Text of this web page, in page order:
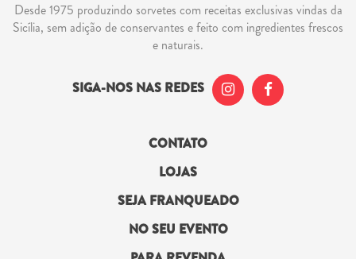
Desde 1975 produzindo sorvetes com receitas exclusivas vindas da
Sicília, sem adição de conservantes e feito com ingredientes frescos
e naturais.
SIGA-NOS NAS REDES
CONTATO
LOJAS
SEJA FRANQUEADO
NO SEU EVENTO